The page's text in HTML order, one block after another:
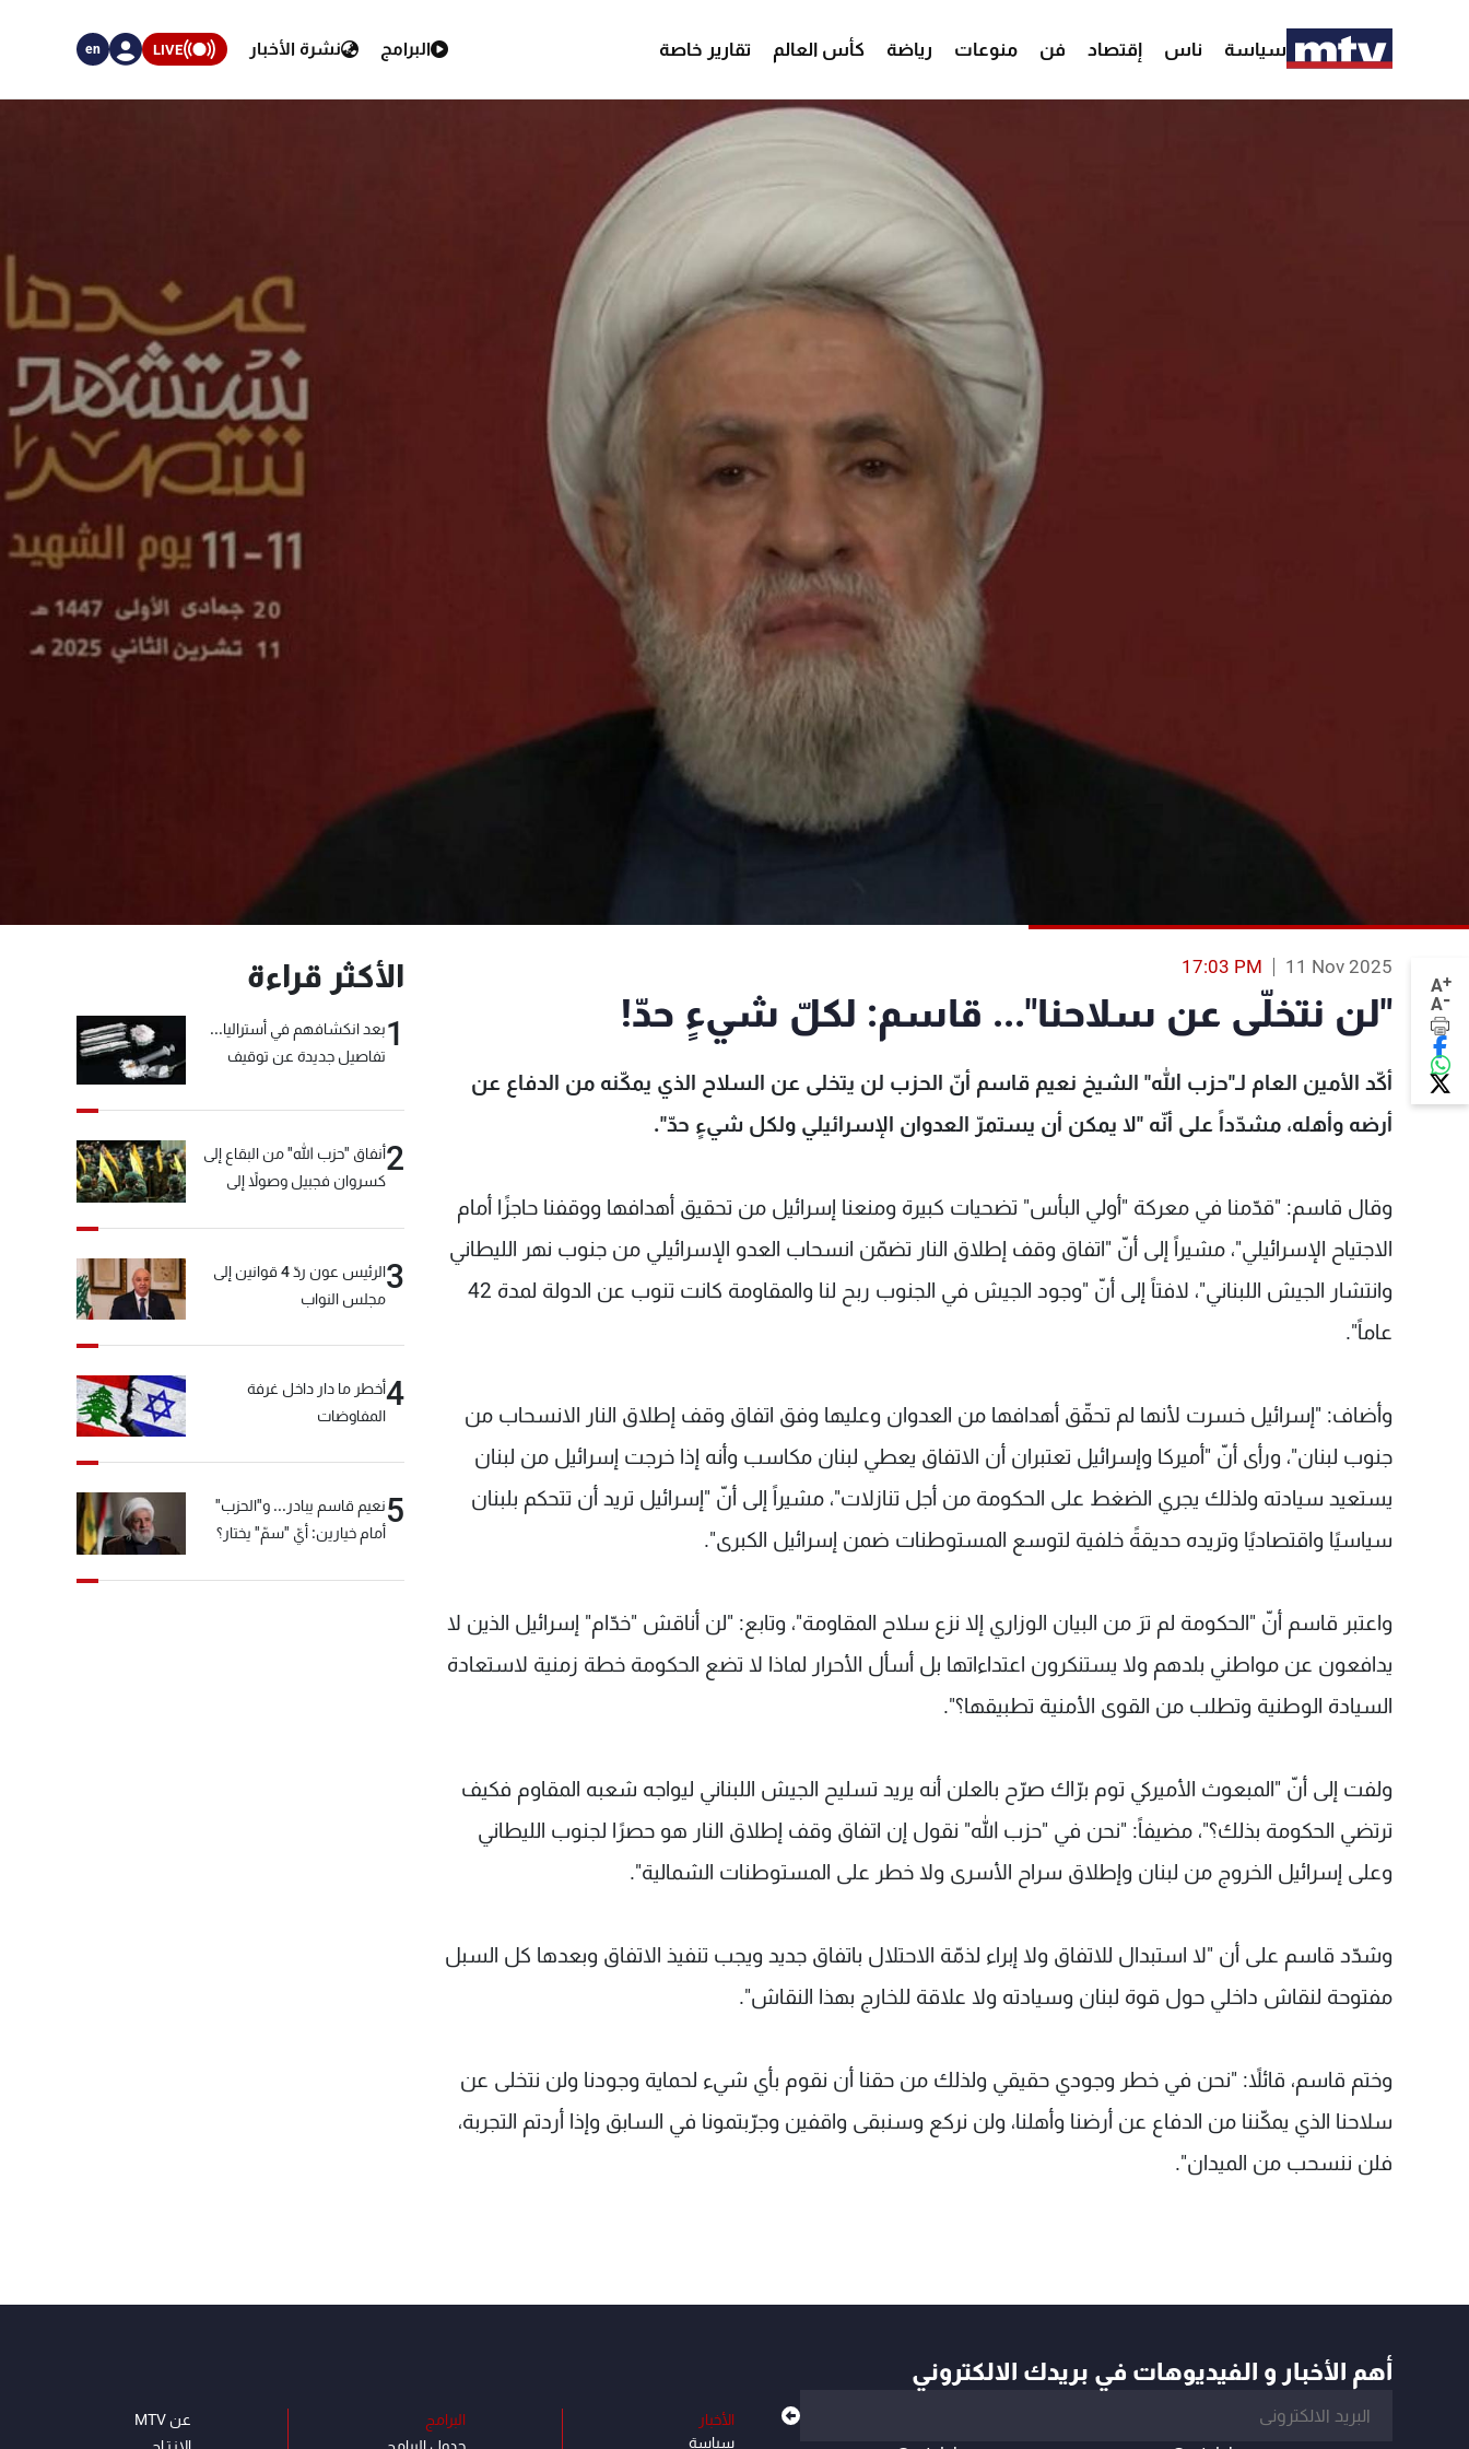
سياسة ناس إقتصاد فن منوعات رياضة كأس العالم تقارير خاصة البرامج نشرة الأخبار LIVE
en
A+
A-
11 Nov 2025
17:03 PM
"لن نتخلّى عن سلاحنا"... قاسم: لكلّ شيءٍ حدّ!
أكّد الأمين العام لـ"حزب الله" الشيخ نعيم قاسم أنّ الحزب لن يتخلى عن السلاح الذي يمكّنه من الدفاع عن
أرضه وأهله، مشدّداً على أنّه "لا يمكن أن يستمرّ العدوان الإسرائيلي ولكل شيءٍ حدّ".
وقال قاسم: "قدّمنا في معركة "أولي البأس" تضحيات كبيرة ومنعنا إسرائيل من تحقيق أهدافها ووقفنا حاجزًا أمام
الاجتياح الإسرائيلي"، مشيراً إلى أنّ "اتفاق وقف إطلاق النار تضمّن انسحاب العدو الإسرائيلي من جنوب نهر الليطاني
وانتشار الجيش اللبناني"، لافتاً إلى أنّ "وجود الجيش في الجنوب ربح لنا والمقاومة كانت تنوب عن الدولة لمدة 42
عاماً".
وأضاف: "إسرائيل خسرت لأنها لم تحقّق أهدافها من العدوان وعليها وفق اتفاق وقف إطلاق النار الانسحاب من
جنوب لبنان"، ورأى أنّ "أميركا وإسرائيل تعتبران أن الاتفاق يعطي لبنان مكاسب وأنه إذا خرجت إسرائيل من لبنان
يستعيد سيادته ولذلك يجري الضغط على الحكومة من أجل تنازلات"، مشيراً إلى أنّ "إسرائيل تريد أن تتحكم بلبنان
سياسيًا واقتصاديًا وتريده حديقةً خلفية لتوسع المستوطنات ضمن إسرائيل الكبرى".
واعتبر قاسم أنّ "الحكومة لم ترَ من البيان الوزاري إلا نزع سلاح المقاومة"، وتابع: "لن أناقش "خدّام" إسرائيل الذين لا
يدافعون عن مواطني بلدهم ولا يستنكرون اعتداءاتها بل أسأل الأحرار لماذا لا تضع الحكومة خطة زمنية لاستعادة
السيادة الوطنية وتطلب من القوى الأمنية تطبيقها؟".
ولفت إلى أنّ "المبعوث الأميركي توم برّاك صرّح بالعلن أنه يريد تسليح الجيش اللبناني ليواجه شعبه المقاوم فكيف
ترتضي الحكومة بذلك؟"، مضيفاً: "نحن في "حزب الله" نقول إن اتفاق وقف إطلاق النار هو حصرًا لجنوب الليطاني
وعلى إسرائيل الخروج من لبنان وإطلاق سراح الأسرى ولا خطر على المستوطنات الشمالية".
وشدّد قاسم على أن "لا استبدال للاتفاق ولا إبراء لذمّة الاحتلال باتفاق جديد ويجب تنفيذ الاتفاق وبعدها كل السبل
مفتوحة لنقاش داخلي حول قوة لبنان وسيادته ولا علاقة للخارج بهذا النقاش".
وختم قاسم، قائلاً: "نحن في خطر وجودي حقيقي ولذلك من حقنا أن نقوم بأي شيء لحماية وجودنا ولن نتخلى عن
سلاحنا الذي يمكّننا من الدفاع عن أرضنا وأهلنا، ولن نركع وسنبقى واقفين وجرّبتمونا في السابق وإذا أردتم التجربة،
فلن ننسحب من الميدان".
الأكثر قراءة
1بعد انكشافهم في أستراليا...
تفاصيل جديدة عن توقيف
2أنفاق "حزب الله" من البقاع إلى
كسروان فجبيل وصولاً إلى
3
الرئيس عون ردّ 4 قوانين إلى
مجلس النواب
4أخطر ما دار داخل غرفة
المفاوضات
5نعيم قاسم يبادر... و"الحزب"
أمام خيارين: أيّ "سمّ" يختار؟
أهم الأخبار و الفيديوهات في بريدك الالكتروني
الأخبار
سياسة
البرامج
عن MTV